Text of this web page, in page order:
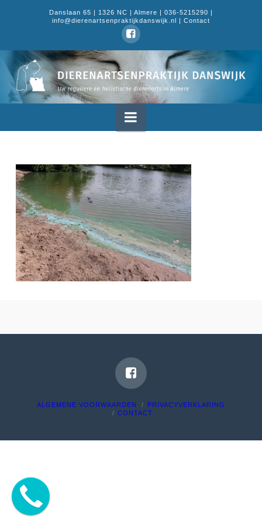
Danslaan 65 | 1326 NC | Almere | 036-5215290 |
info@dierenartsenpraktijkdanswijk.nl | Contact
Dierenartsenpraktijk
Danswijk
Navigation
ALGEMENE VOORWAARDEN
PRIVACYVERKLARING
CONTACT